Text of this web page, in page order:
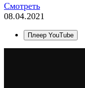
Смотреть
08.04.2021
Плеер YouTube